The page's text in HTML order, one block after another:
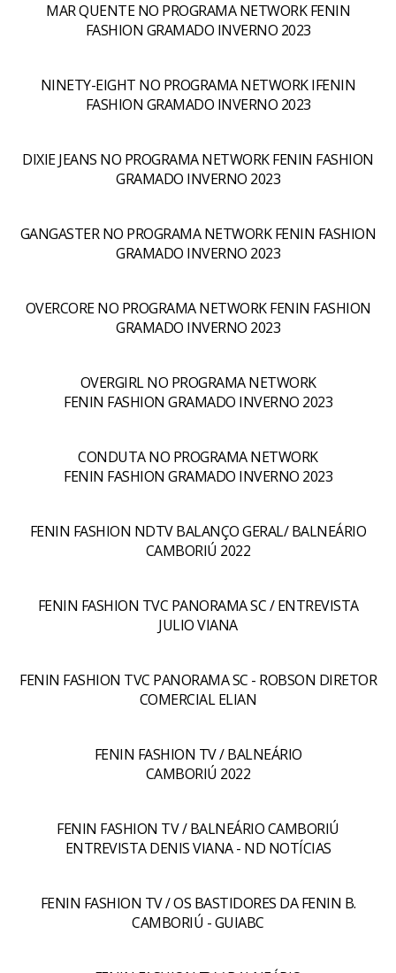
MAR QUENTE NO PROGRAMA NETWORK FENIN
FASHION GRAMADO INVERNO 2023
NINETY-EIGHT NO PROGRAMA NETWORK IFENIN
FASHION GRAMADO INVERNO 2023
DIXIE JEANS NO PROGRAMA NETWORK FENIN FASHION
GRAMADO INVERNO 2023
GANGASTER NO PROGRAMA NETWORK FENIN FASHION
GRAMADO INVERNO 2023
OVERCORE NO PROGRAMA NETWORK FENIN FASHION
GRAMADO INVERNO 2023
OVERGIRL NO PROGRAMA NETWORK
FENIN FASHION GRAMADO INVERNO 2023
CONDUTA NO PROGRAMA NETWORK
FENIN FASHION GRAMADO INVERNO 2023
FENIN FASHION NDTV BALANÇO GERAL/ BALNEÁRIO
CAMBORIÚ 2022
FENIN FASHION TVC PANORAMA SC / ENTREVISTA
JULIO VIANA
FENIN FASHION TVC PANORAMA SC - ROBSON DIRETOR
COMERCIAL ELIAN
FENIN FASHION TV / BALNEÁRIO
CAMBORIÚ 2022
FENIN FASHION TV / BALNEÁRIO CAMBORIÚ
ENTREVISTA DENIS VIANA - ND NOTÍCIAS
FENIN FASHION TV / OS BASTIDORES DA FENIN B.
CAMBORIÚ - GUIABC